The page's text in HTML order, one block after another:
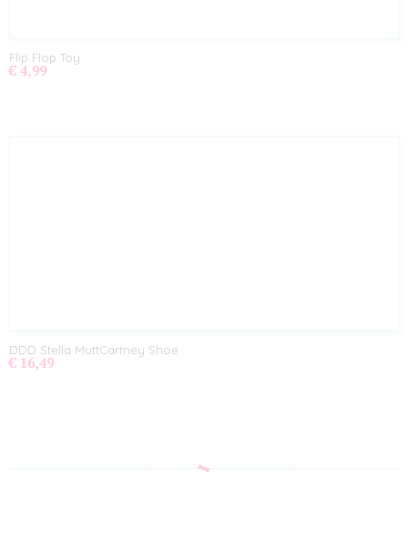
Flip Flop Toy
€ 4,99
DDD Stella MuttCartney Shoe
€ 16,49